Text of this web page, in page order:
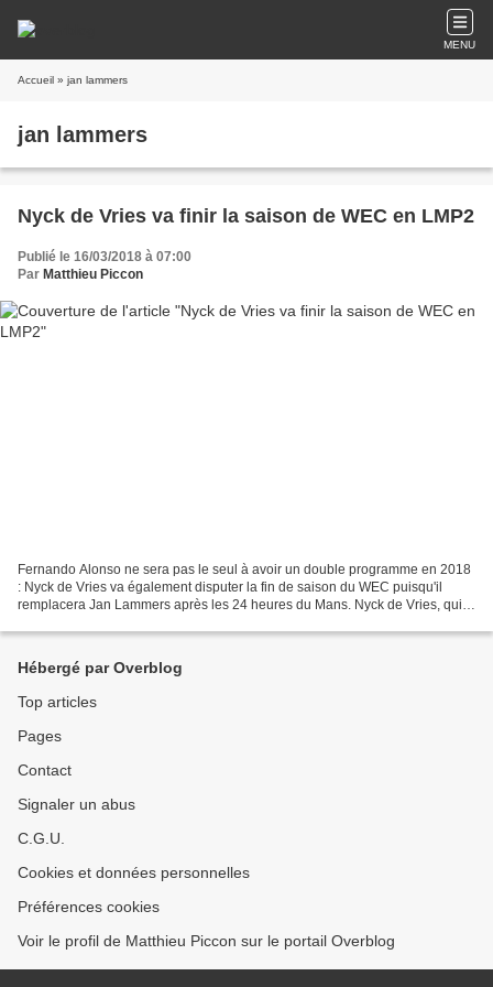
MENU
Accueil » jan lammers
jan lammers
Nyck de Vries va finir la saison de WEC en LMP2
Publié le 16/03/2018 à 07:00
Par Matthieu Piccon
Fernando Alonso ne sera pas le seul à avoir un double programme en 2018
: Nyck de Vries va également disputer la fin de saison du WEC puisqu'il
remplacera Jan Lammers après les 24 heures du Mans. Nyck de Vries, qui
Hébergé par Overblog
Top articles
Pages
Contact
Signaler un abus
C.G.U.
Cookies et données personnelles
Préférences cookies
Voir le profil de Matthieu Piccon sur le portail Overblog